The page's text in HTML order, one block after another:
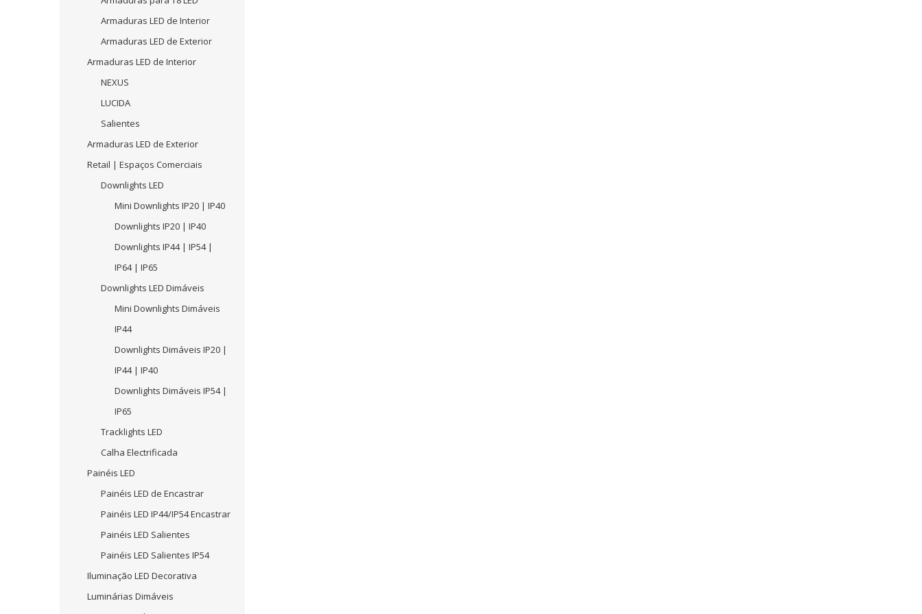
Armaduras LED de Interior
Armaduras LED de Exterior
Armaduras LED de Interior
NEXUS
LUCIDA
Salientes
Armaduras LED de Exterior
Retail | Espaços Comerciais
Downlights LED
Mini Downlights IP20 | IP40
Downlights IP20 | IP40
Downlights IP44 | IP54 |
IP64 | IP65
Downlights LED Dimáveis
Mini Downlights Dimáveis
IP44
Downlights Dimáveis IP20 |
IP44 | IP40
Downlights Dimáveis IP54 |
IP65
Tracklights LED
Calha Electrificada
Painéis LED
Painéis LED de Encastrar
Painéis LED IP44/IP54 Encastrar
Painéis LED Salientes
Painéis LED Salientes IP54
Iluminação LED Decorativa
Luminárias Dimáveis